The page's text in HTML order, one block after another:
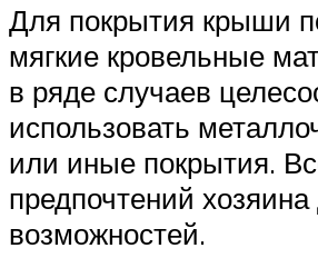
Для покрытия крыши
мягкие кровельные
в ряде случаев
использовать
или иные покрытия.
предпочтений хозяина
возможностей.